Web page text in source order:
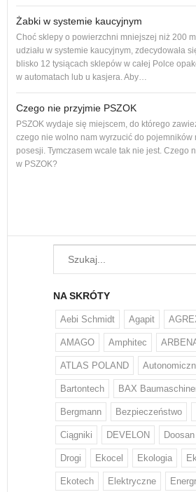
Żabki w systemie kaucyjnym
Choć sklepy o powierzchni mniejszej niż 200
udziału w systemie kaucyjnym, zdecydowała
blisko 12 tysiącach sklepów w całej Polce
w automatach lub u kasjera. Aby…
Czego nie przyjmie PSZOK
PSZOK wydaje się miejscem, do którego
czego nie wolno nam wyrzucić do pojemników
posesji. Tymczasem wcale tak nie jest. Czego
w PSZOK?
NA SKRÓTY
Aebi Schmidt Agapit
AMAGO Amphitec
ATLAS POLAND
Bartontech BAX
Bergmann Bezpieczeństwo
Ciągniki DEVELON Doosan
Drogi Ekocel Ekologia
Ekotech Elektryczne